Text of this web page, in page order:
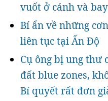
vuốt ở cánh và
Bí ẩn về những
liên tục tại Ấn Độ
Cụ ông bị ung thư
đất blue zones,
Bí quyết rất đơn